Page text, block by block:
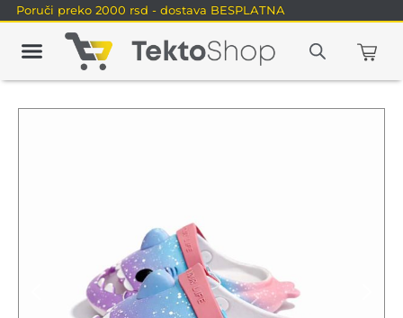
Poruči preko 2000 rsd - dostava BESPLATNA